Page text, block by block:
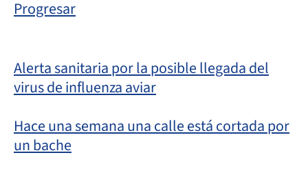
Progresar
Alerta sanitaria por la posible llegada del
virus de influenza aviar
Hace una semana una calle está cortada por
un bache